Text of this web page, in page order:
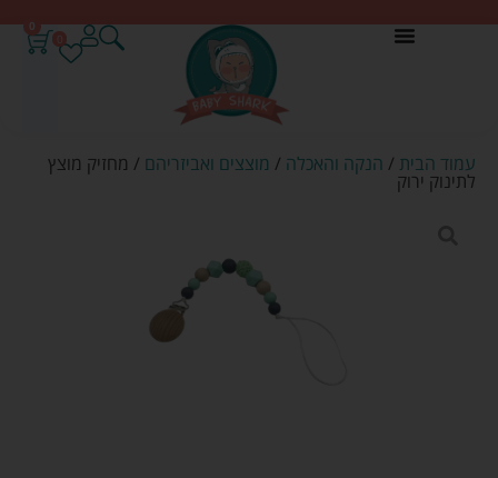
0
עמוד הבית / הנקה והאכלה / מוצצים ואביזריהם / מחזיק מוצץ
לתינוק ירוק